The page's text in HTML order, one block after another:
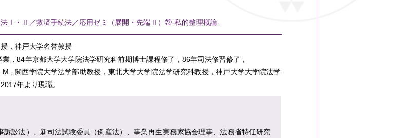
Ⅰ・Ⅱ／救済手続法／応用ゼミ（展開・先端Ⅱ）㉒-私的整理概論-
，神戸大学名誉教授
，84年京都大学大学院法学研究科前期博士課程修了，86年司法修習修了，
関西学院大学法学部助教授，東北大学大学院法学研究科教授，神戸大学大学院法学
年より現職。
訴訟法）、新司法試験委員（倒産法）、事業再生実務家協会理事、法務省特任研究